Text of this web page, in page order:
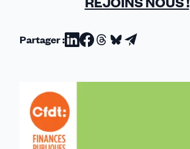
Partager :Partager
Linkedin
Partager
Facebook
Partager
Threads
Partager
Bluesky
Partager
email